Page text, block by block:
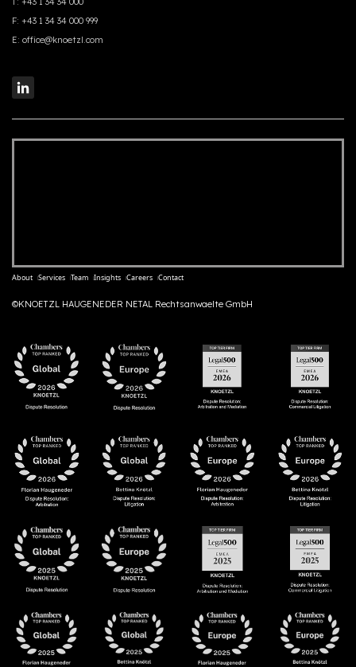
F: +43 1 34 34 000 999
E: office@knoetzl.com
About Services Team Insights Careers Contact
©KNOETZL HAUGENEDER NETAL Rechtsanwaelte GmbH